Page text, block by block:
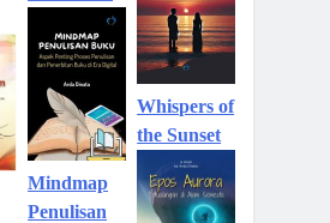
Mindmap
Penulisan
Whispers of
the Sunset